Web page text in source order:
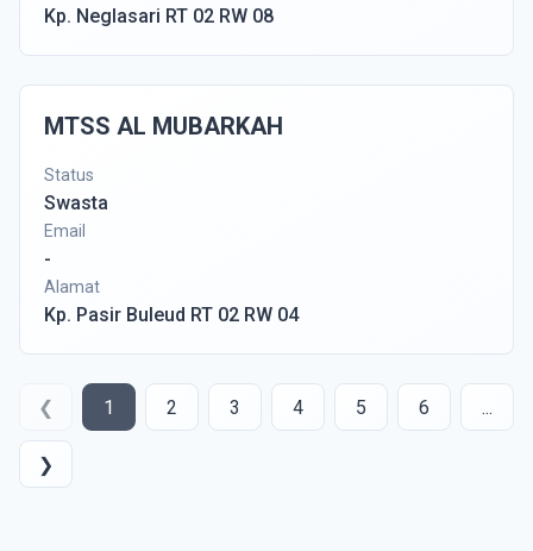
Kp. Neglasari RT 02 RW 08
MTSS AL MUBARKAH
Status
Swasta
Email
-
Alamat
Kp. Pasir Buleud RT 02 RW 04
❮ 1 2 3 4 5 6 ...
❯